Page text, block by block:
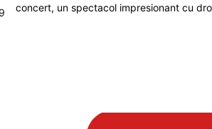
concert, un spectacol impresionant cu